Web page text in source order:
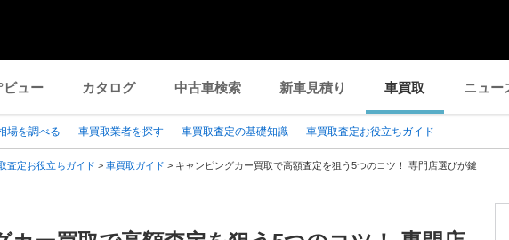
ビュー カタログ 中古車検索 新車見積り 車買取 ニュー
場を調べる 車買取業者を探す 車買取査定の基礎知識 車買取査定お役立ちガイド
査定お役立ちガイド > 車買取ガイド > キャンピングカー買取で高額査定を狙う5つのコツ！ 専門店選びが鍵